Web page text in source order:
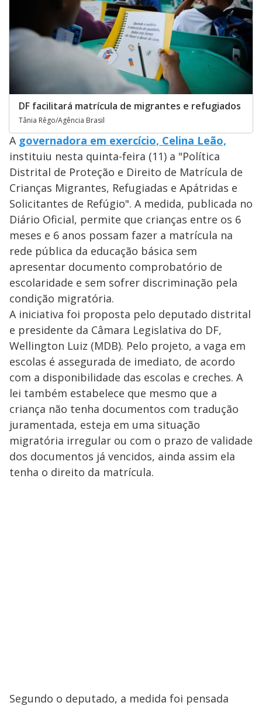
DF facilitará matrícula de migrantes e refugiados
Tânia Rêgo/Agência Brasil
A governadora em exercício, Celina Leão,
instituiu nesta quinta-feira (11) a "Política
Distrital de Proteção e Direito de Matrícula de
Crianças Migrantes, Refugiadas e Apátridas e
Solicitantes de Refúgio". A medida, publicada no
Diário Oficial, permite que crianças entre os 6
meses e 6 anos possam fazer a matrícula na
rede pública da educação básica sem
apresentar documento comprobatório de
escolaridade e sem sofrer discriminação pela
condição migratória.
A iniciativa foi proposta pelo deputado distrital
e presidente da Câmara Legislativa do DF,
Wellington Luiz (MDB). Pelo projeto, a vaga em
escolas é assegurada de imediato, de acordo
com a disponibilidade das escolas e creches. A
lei também estabelece que mesmo que a
criança não tenha documentos com tradução
juramentada, esteja em uma situação
migratória irregular ou com o prazo de validade
dos documentos já vencidos, ainda assim ela
tenha o direito da matrícula.
Segundo o deputado, a medida foi pensada